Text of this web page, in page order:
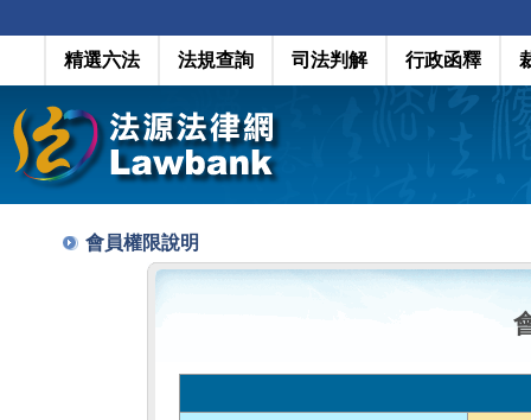
精選六法 法規查詢 司法判解 行政函釋
會員權限說明